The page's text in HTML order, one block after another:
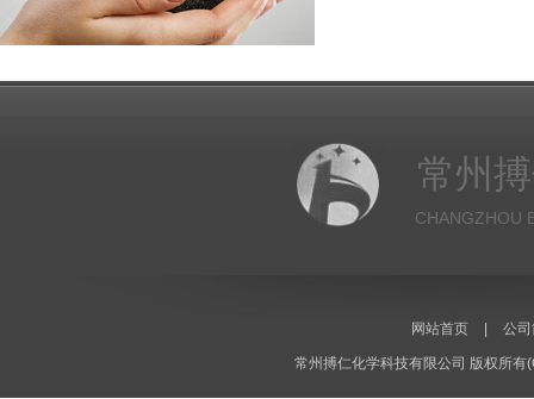
常州
CHANGZHOU
网站首页 公
常州搏仁化学科技有限公司 版权所有